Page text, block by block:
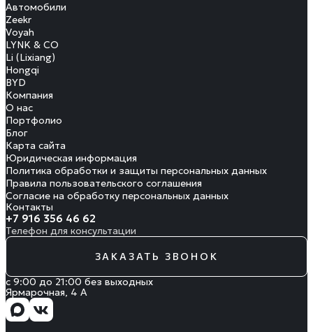
Автомобили
Zeekr
Voyah
LYNK & CO
Li (Lixiang)
Hongqi
BYD
Компания
О нас
Портфолио
Блог
Карта сайта
Юридическая информация
Политика обработки и защиты персональных данных
Правила пользовательского соглашения
Согласие на обработку персональных данных
Контакты
+7 916 356 46 62
Телефон для консультации
ЗАКАЗАТЬ ЗВОНОК
с 9:00 до 21:00 без выходных
Ярмарочная, 4 А